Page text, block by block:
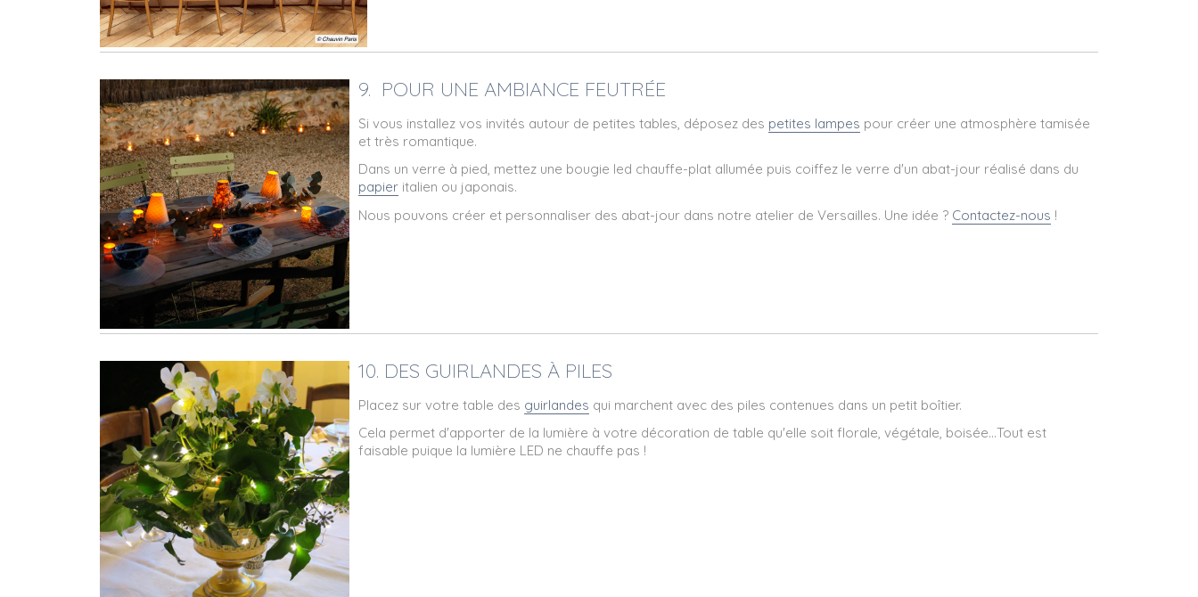
9. POUR UNE AMBIANCE FEUTRÉE
Si vous installez vos invités autour de petites tables, déposez des petites lampes pour créer une atmosphère tamisée
et très romantique.
Dans un verre à pied, mettez une bougie led chauffe-plat allumée puis coiffez le verre d'un abat-jour réalisé dans du
papier italien ou japonais.
Nous pouvons créer et personnaliser des abat-jour dans notre atelier de Versailles. Une idée ? Contactez-nous !
10. DES GUIRLANDES À PILES
Placez sur votre table des guirlandes qui marchent avec des piles contenues dans un petit boîtier.
Cela permet d'apporter de la lumière à votre décoration de table qu'elle soit florale, végétale, boisée...Tout est
faisable puique la lumière LED ne chauffe pas !